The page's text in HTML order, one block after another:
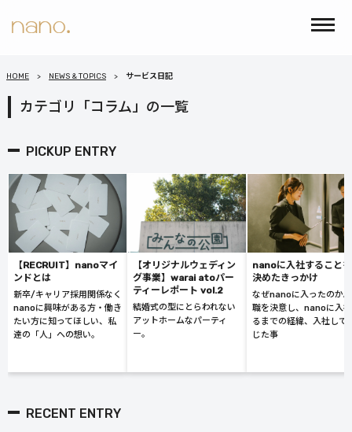
HOME NEWS & TOPICS サービス日記
カテゴリ「コラム」の一覧
PICKUP ENTRY
【RECRUIT】nanoマイ
ンドとは
新卒/キャリア採用関係なく
nanoに興味がある方・働き
たい方に知ってほしい、私
達の「人」への想い。
【オリジナルウェディン
グ事業】warai atoパー
ティーレポート vol.2
結婚式の型にとらわれない
アットホームなパーティ
ー。
nanoに入社することを
決めたきっかけ
なぜnanoに入ったのか
職を決意し、nanoに入
るまでの経緯、入社して
じた事
RECENT ENTRY